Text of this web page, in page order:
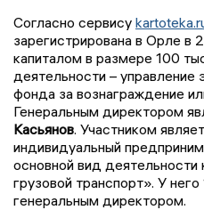
Согласно сервису
зарегистрирована в Орле в
капиталом в размере 100
деятельности – управление
фонда за вознаграждение
Генеральным директором
Касьянов. Участником
индивидуальный
основной вид
грузовой транспорт». У
генеральным директором.